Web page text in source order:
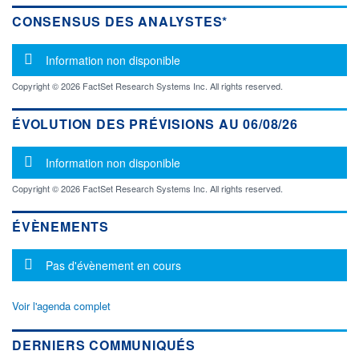
CONSENSUS DES ANALYSTES*
Message d'information
Information non disponible
Copyright © 2026 FactSet Research Systems Inc. All rights reserved.
ÉVOLUTION DES PRÉVISIONS AU 06/08/26
Message d'information
Information non disponible
Copyright © 2026 FactSet Research Systems Inc. All rights reserved.
ÉVÈNEMENTS
Message d'information
Pas d'évènement en cours
Voir l'agenda complet
DERNIERS COMMUNIQUÉS